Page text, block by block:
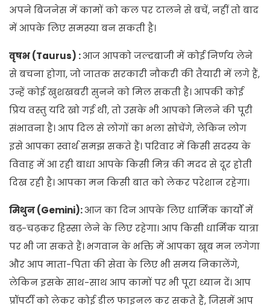
अपने बिजनेस में कामों को कल पर टालने से बचें, नहीं तो बाद
में आपके लिए समस्या बन सकती है।
वृषभ (Taurus) :आज आपको जल्दबाजी में कोई निर्णय लेने
से बचना होगा, जो जातक सरकारी नौकरी की तैयारी में लगे हैं,
उन्हें कोई खुशखबरी सुनने को मिल सकती है। आपकी कोई
प्रिय वस्तु यदि खो गई थी, तो उसके भी आपको मिलने की पूरी
संभावना है। आप दिल से लोगों का भला सोचेंगे, लेकिन लोग
इसे आपका स्वार्थ समझ सकते हैं। परिवार में किसी सदस्य के
विवाह में आ रही बाधा आपके किसी मित्र की मदद से दूर होती
दिख रही है। आपका मन किसी बात को लेकर परेशान रहेगा।
मिथुन (Gemini):आज का दिन आपके लिए धार्मिक कार्यों में
बढ़-चढ़कर हिस्सा लेने के लिए रहेगा। आप किसी धार्मिक यात्रा
पर भी जा सकते हैं। भगवान के भक्ति में आपका खूब मन लगेगा
और आप माता-पिता की सेवा के लिए भी समय निकालेंगे,
लेकिन इसके साथ-साथ आप कामों पर भी पूरा ध्यान दें। आप
प्रॉपर्टी को लेकर कोई डील फाइनल कर सकते हैं, जिसमें आप